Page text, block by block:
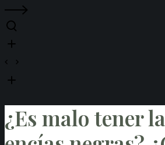
¿Es malo tener